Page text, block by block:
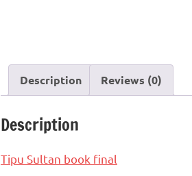
Description Reviews (0)
Description
Tipu Sultan book final